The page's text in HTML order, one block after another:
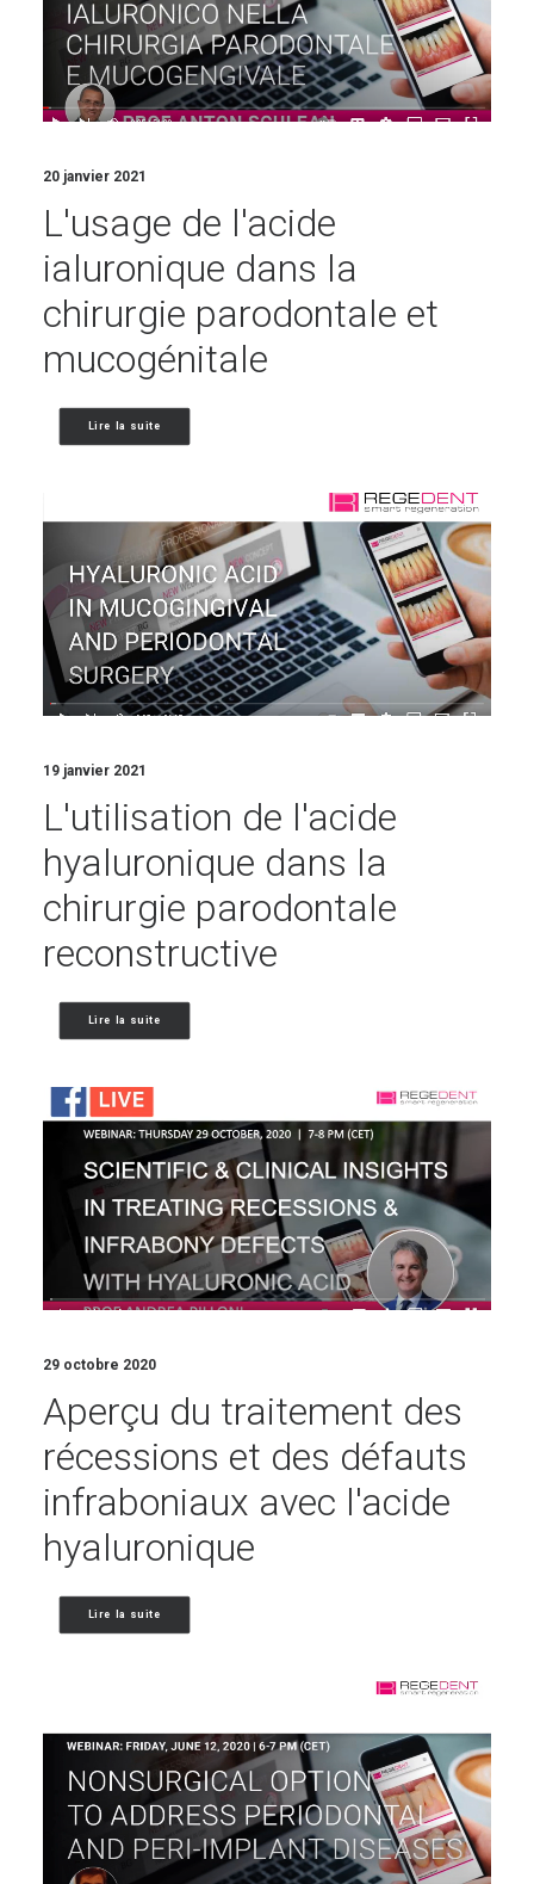
20 janvier 2021
L'usage de l'acide
ialuronique dans la
chirurgie parodontale et
mucogénitale
Lire la suite
19 janvier 2021
L'utilisation de l'acide
hyaluronique dans la
chirurgie parodontale
reconstructive
Lire la suite
29 octobre 2020
Aperçu du traitement des
récessions et des défauts
infraboniaux avec l'acide
hyaluronique
Lire la suite